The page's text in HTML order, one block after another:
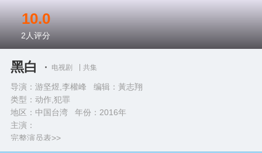
黑白 电视剧 共集
导演：游坚煜,李權峰 编辑：黃志翔
类型： 动作,犯罪
地区：中国台湾 年份： 2016年
主演：
完整演员表>>
10.0
2 人评分